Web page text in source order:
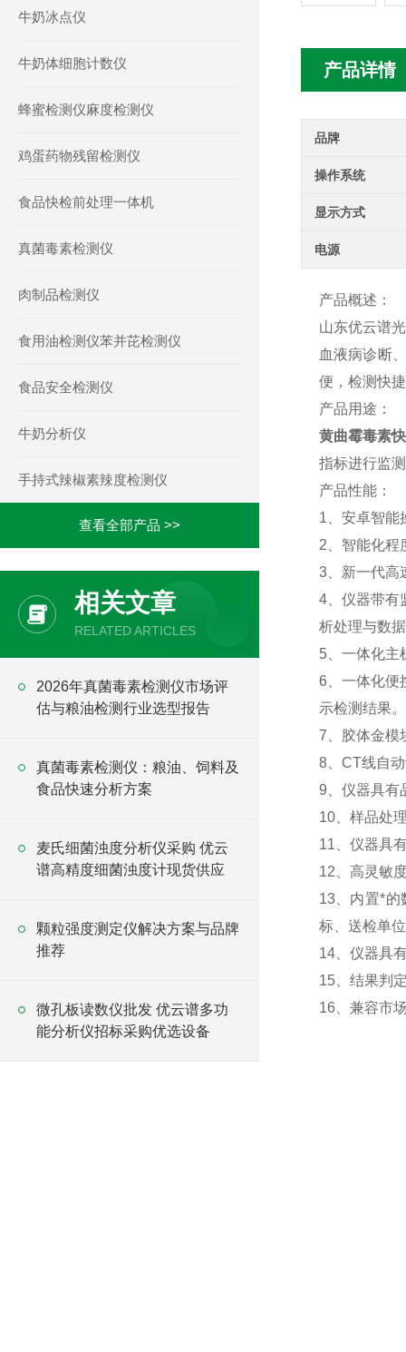
产品详情
品牌
操作系统
显示方式
电源
产品概述：
山东优云谱
血液病诊断
便，检测快
产品用途：
黄曲霉毒素
指标进行监
产品性能：
1、安卓智能
2、智能化程
3、新一代高
4、仪器带有
析处理与数
5、一体化主
6、一体化便
示检测结果。
7、胶体金模
8、CT线自
9、仪器具有
10、样品处
11、仪器具
12、高灵敏
13、内置*的
标、送检单
14、仪器具
15、结果判
16、兼容市
牛奶冰点仪
牛奶体细胞计数仪
蜂蜜检测仪麻度检测仪
鸡蛋药物残留检测仪
食品快检前处理一体机
真菌毒素检测仪
肉制品检测仪
食用油检测仪苯并芘检测仪
食品安全检测仪
牛奶分析仪
手持式辣椒素辣度检测仪
查看全部产品 >>
相关文章
RELATED ARTICLES
2026年真菌毒素检测仪市场评
估与粮油检测行业选型报告
真菌毒素检测仪：粮油、饲料及
食品快速分析方案
麦氏细菌浊度分析仪采购 优云
谱高精度细菌浊度计现货供应
颗粒强度测定仪解决方案与品牌
推荐
微孔板读数仪批发 优云谱多功
能分析仪招标采购优选设备